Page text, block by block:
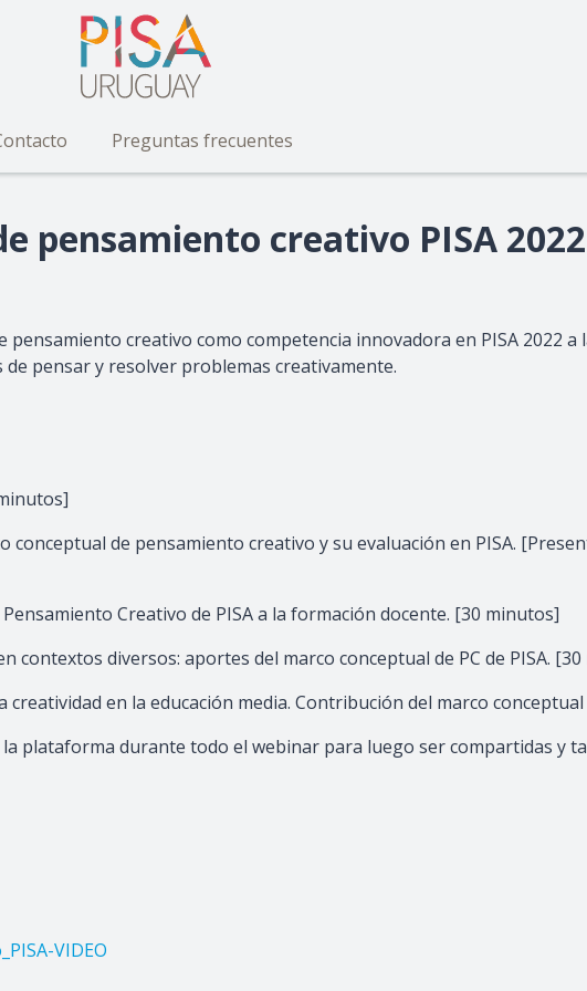
Preguntas frecuentes
pensamiento creativo PISA 2022
creativo como competencia innovadora en PISA 2022 a
pensar y resolver problemas creativamente.
conceptual de pensamiento creativo y su evaluación en PISA.
Creativo de PISA a la formación docente. [30 minutos]
contextos diversos: aportes del marco conceptual de PC de PISA.
en la educación media. Contribución del marco conceptual
plataforma durante todo el webinar para luego ser compartidas y
VIDEO